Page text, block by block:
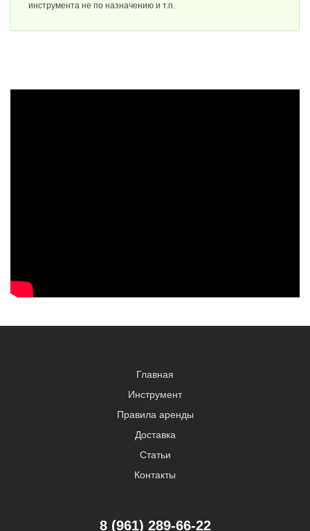
инструмента не по назначению и т.п.
Главная
Инструмент
Правила аренды
Доставка
Статьи
Контакты
8 (961) 289-66-22